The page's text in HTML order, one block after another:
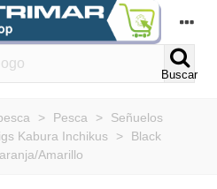
Buscar
> Pesca >
Señuelos
Kabura Inchikus >
Black
Amarillo